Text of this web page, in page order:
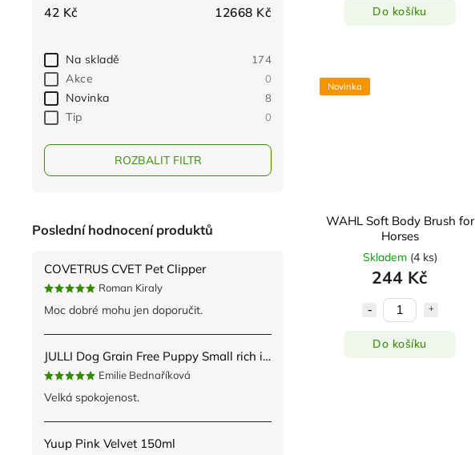
42 Kč 12668 Kč
Na skladě 174
Akce 0
Novinka 8
Tip 0
ROZBALIT FILTR
Poslední hodnocení produktů
COVETRUS CVET Pet Clipper
Roman Kiraly
Moc dobré mohu jen doporučit.
JULLI Dog Grain Free Puppy Small rich in fresh Turkey & Potato 2kg
Emilie Bednaříková
Velká spokojenost.
Yuup Pink Velvet 150ml
Do košíku
Novinka
WAHL Soft Body Brush for
Horses
Skladem (4 ks)
244 Kč
Do košíku